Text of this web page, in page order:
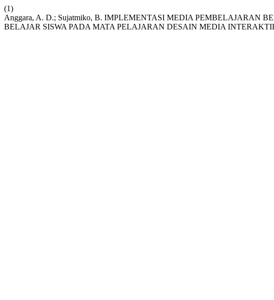
(1)
Anggara, A. D.; Sujatmiko, B. IMPLEMENTASI MEDIA
BELAJAR SISWA PADA MATA PELAJARAN DESAIN MEDIA